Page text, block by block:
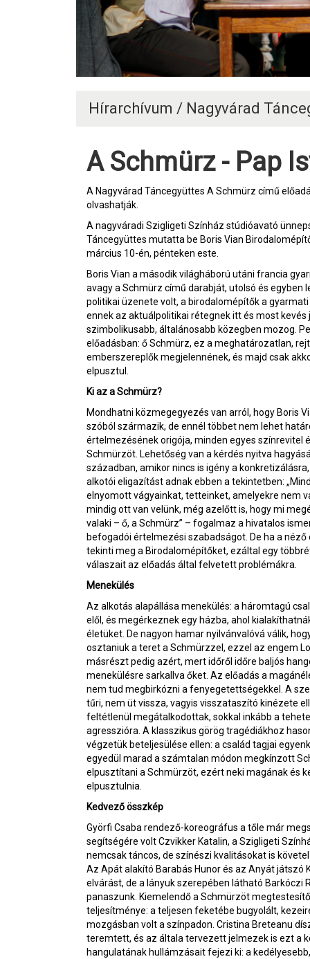
Hírarchívum / Nagyvárad
A Schmürz - Pap
A Nagyvárad Táncegyüttes A Schmürz című
olvashatják.
A nagyváradi Szigligeti Színház stúdióavató
Táncegyüttes mutatta be Boris Vian
március 10-én, pénteken este.
Boris Vian a második világháború utáni francia
avagy a Schmürz című darabját, utolsó és
politikai üzenete volt, a birodalomépítők a
ennek az aktuálpolitikai rétegnek itt és most
szimbolikusabb, általánosabb közegben mozog.
előadásban: ő Schmürz, ez a meghatározatlan,
emberszereplők megjelennének, és majd csak
elpusztul.
Ki az a Schmürz?
Mondhatni közmegegyezés van arról, hogy Boris
szóból származik, de ennél többet nem lehet
értelmezésének origója, minden egyes
Schmürzöt. Lehetőség van a kérdés nyitva
században, amikor nincs is igény a
alkotói eligazítást adnak ebben a tekintetben:
elnyomott vágyainkat, tetteinket, amelyekre nem
mindig ott van velünk, még azelőtt is, hogy mi
valaki – ő, a Schmürz” – fogalmaz a hivatalos
befogadói értelmezési szabadságot. De ha a
tekinti meg a Birodalomépítőket, ezáltal egy
válaszait az előadás által felvetett problémákra.
Menekülés
Az alkotás alapállása menekülés: a háromtagú
elől, és megérkeznek egy házba, ahol
életüket. De nagyon hamar nyilvánvalóvá válik,
osztaniuk a teret a Schmürzzel, ezzel az engem
másrészt pedig azért, mert időről időre baljós
menekülésre sarkallva őket. Az előadás a
nem tud megbirkózni a fenyegetettségekkel. A
tűri, nem üt vissza, vagyis visszataszító kinézete
feltétlenül megátalkodottak, sokkal inkább a
agresszióra. A klasszikus görög tragédiákhoz
végzetük beteljesülése ellen: a család tagjai
egyedül marad a számtalan módon megkínzott
elpusztítani a Schmürzöt, ezért neki magának és
elpusztulnia.
Kedvező összkép
Györfi Csaba rendező-koreográfus a tőle már
segítségére volt Czvikker Katalin, a Szigligeti
nemcsak táncos, de színészi kvalitásokat is
Az Apát alakító Barabás Hunor és az Anyát
elvárást, de a lányuk szerepében látható Barkóczi
panaszunk. Kiemelendő a Schmürzöt
teljesítménye: a teljesen feketébe bugyolált,
mozgásban volt a színpadon. Cristina Breteanu
teremtett, és az általa tervezett jelmezek is ezt a
hangulatának hullámzásait fejezi ki: a